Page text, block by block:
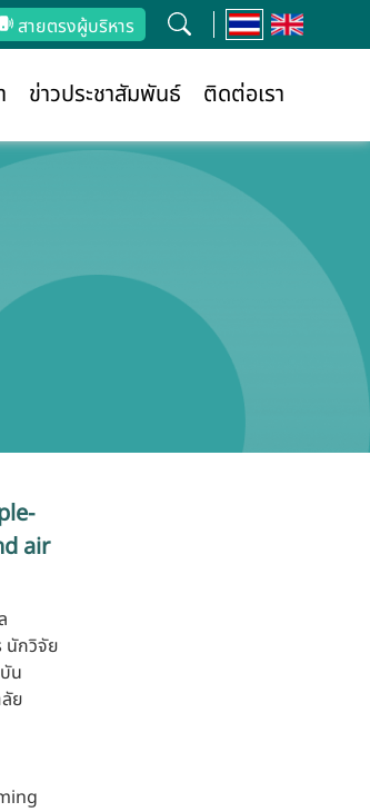
สายตรงผู้บริหาร
ข่าวประชาสัมพันธ์ ติดต่อเรา
air
นักวิจัย
น
ย